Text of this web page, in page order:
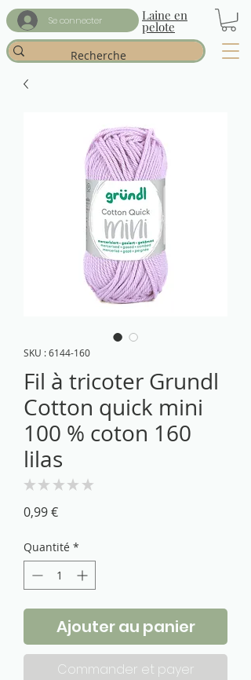
Se connecter Laine en
pelote
SKU : 6144-160
Fil à tricoter Grundl
Cotton quick mini
100 % coton 160
lilas
★ ★ ★ ★ ★
0,99 €Prix
Quantité *
Ajouter au panier
Commander et payer